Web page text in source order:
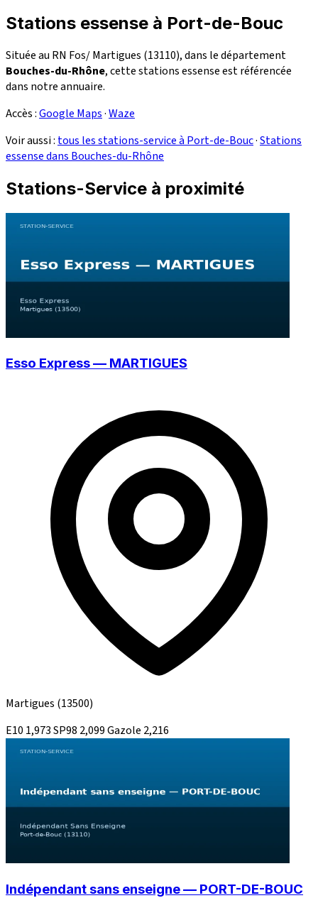
Stations essense à Port-de-Bouc
Située au RN Fos/ Martigues (13110), dans le département
Bouches-du-Rhône, cette stations essense est référencée
dans notre annuaire.
Accès :Google Maps·Waze
Voir aussi : tous les stations-service à Port-de-Bouc·Stations
essense dans Bouches-du-Rhône
Stations-Service à proximité
Esso Express — MARTIGUES
Martigues (13500)
E10 1,973SP98 2,099Gazole 2,216
Indépendant sans enseigne — PORT-DE-BOUC